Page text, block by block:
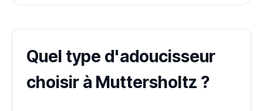
Quel type d'adoucisseur
choisir à Muttersholtz ?